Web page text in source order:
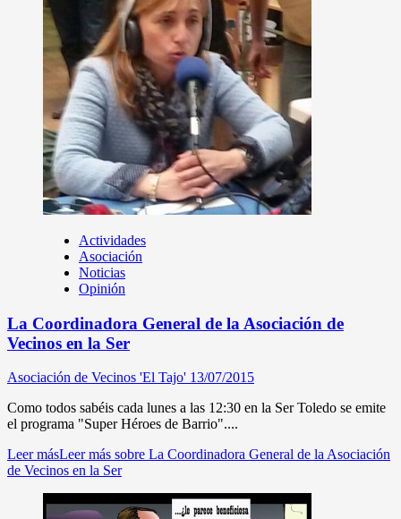
Actividades
Asociación
Noticias
Opinión
La Coordinadora General de la Asociación de
Vecinos en la Ser
Asociación de Vecinos 'El Tajo' 13/07/2015
Como todos sabéis cada lunes a las 12:30 en la Ser Toledo se emite
el programa "Super Héroes de Barrio"....
Leer másLeer más sobre La Coordinadora General de la Asociación
de Vecinos en la Ser